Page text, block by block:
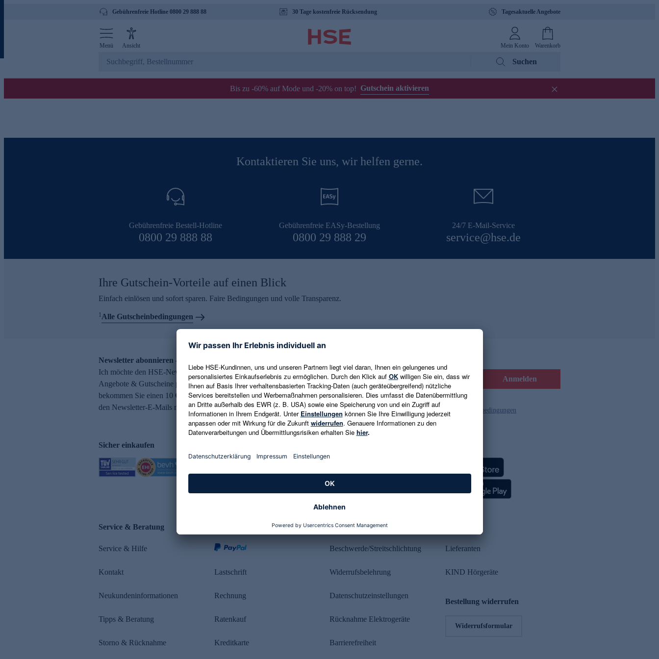
Gebührenfreie Hotline 0800 29 888 88 30 Tage kostenfreie Rücksendung Tagesaktuelle Angebote
Menü Ansicht Mein Konto Warenkorb
Suchen
Bis zu -60% auf Mode und -20% on top! Gutschein aktivieren
Kontaktieren Sie uns, wir helfen gerne.
Gebührenfreie Bestell-Hotline
0800 29 888 88
Gebührenfreie EASy-Bestellung
0800 29 888 29
24/7 E-Mail-Service
service@hse.de
Ihre Gutschein-Vorteile auf einen Blick
Einfach einlösen und sofort sparen. Faire Bedingungen und volle Transparenz.
1Alle Gutscheinbedingungen
Newsletter abonnieren – 10 € Gutschein erhalten
Ich möchte den HSE-Newsletter abonnieren und aktuelle Trends,
Angebote & Gutscheine per E-Mail erhalten. Als Dankeschön
bekommen Sie einen 10 € Gutschein. Eine Abmeldung ist jederzeit in
den Newsletter-E-Mails möglich.
E-Mail-Adresse eingeben Anmelden
Es gelten die Datenschutzrichtlinien und die Gutscheinbedingungen
Sicher einkaufen
Service & Beratung
Service & Hilfe
Kontakt
Neukundeninformationen
Tipps & Beratung
Storno & Rücknahme
Lastschrift
Rechnung
Ratenkauf
Kreditkarte
Rechtliches
Beschwerde/Streitschlichtung
Widerrufsbelehrung
Datenschutzeinstellungen
Rücknahme Elektrogeräte
Barrierefreiheit
Lieferanten
KIND Hörgeräte
Bestellung widerrufen
Widerrufsformular